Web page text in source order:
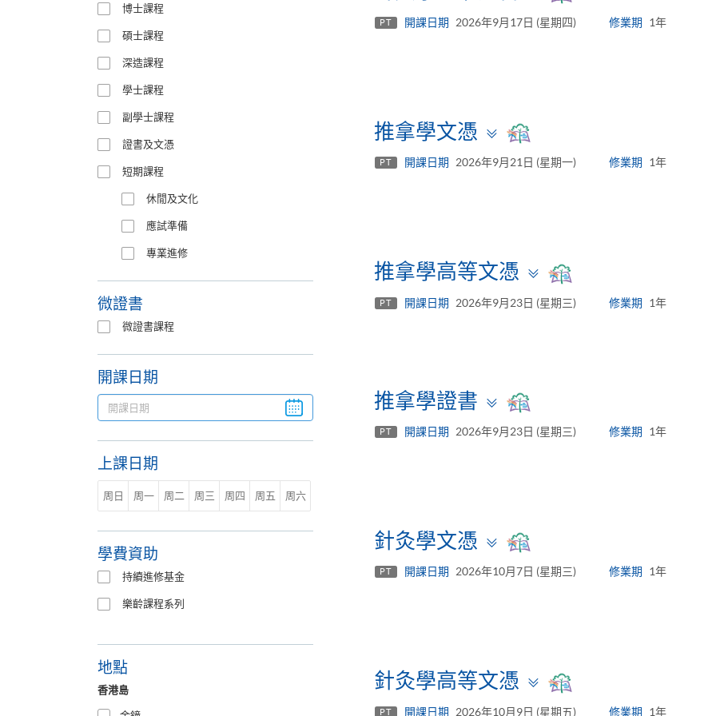
博士課程
碩士課程
深造課程
學士課程
副學士課程
證書及文憑
短期課程
休閒及文化
應試準備
專業進修
微證書
微證書課程
開課日期
上課日期
周日 周一 周二 周三 周四 周五 周六
學費資助
持續進修基金
樂齡課程系列
地點
香港島
panel
PT 開課日期 2026年9月17日 (星期四) 修業期 1年
推拿學文憑
Toggle
panel
PT 開課日期 2026年9月21日 (星期一) 修業期 1年
推拿學高等文憑
Toggle
panel
PT 開課日期 2026年9月23日 (星期三) 修業期 1年
推拿學證書
Toggle
panel
PT 開課日期 2026年9月23日 (星期三) 修業期 1年
針灸學文憑
Toggle
panel
PT 開課日期 2026年10月7日 (星期三) 修業期 1年
針灸學高等文憑
Toggle
panel
PT 開課日期 2026年10月9日 (星期五) 修業期 1年